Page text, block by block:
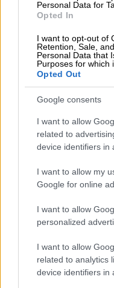
Personal Data for
Opted In
I want to opt-out of
Retention, Sale,
Personal Data that
Purposes for which
Opted Out
Google consents
I want to allow
related to
device identifiers in
I want to allow my
Google for online
I want to allow
personalized
I want to allow
related to analytics
device identifiers in
ήταν ένα ακόμα
προκειμένου να
έρευνες.
Το ενδεχόμενο να
πρόσωποδεν έχει
Αρχές να
φρικτή
ύστερα από
να δουν την
χρόνια,
διευθύντρια
παραπλανήσει
ηλικιωμένη
Ωστόσο, μία